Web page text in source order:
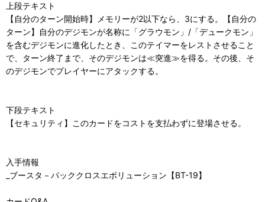
上段テキスト
【自分のターン開始時】メモリーが2以下なら、3にする。【自分の
ターン】自分のデジモンが名称に「グラウモン」/「デュークモン」
を含むデジモンに進化したとき、このテイマーをレストさせること
で、ターン終了まで、そのデジモンは≪突進≫を得る。その後、そ
のデジモンでプレイヤーにアタックする。
下段テキスト
【セキュリティ】このカードをコストを支払わずに登場させる。
入手情報
_ブースタ－パッククロスエボリューション【BT-19】